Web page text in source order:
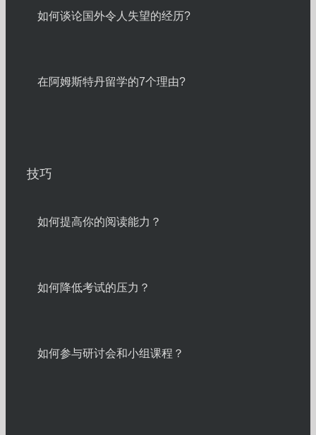
如何谈论国外令人失望的经历?
在阿姆斯特丹留学的7个理由?
技巧
如何提高你的阅读能力？
如何降低考试的压力？
如何参与研讨会和小组课程？